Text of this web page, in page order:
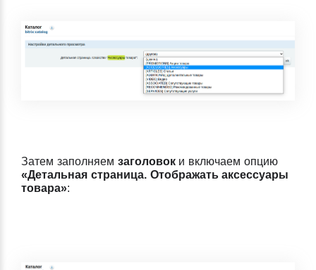
Затем заполняем заголовоки включаем опцию
«Детальная страница. Отображать аксессуары
товара»: